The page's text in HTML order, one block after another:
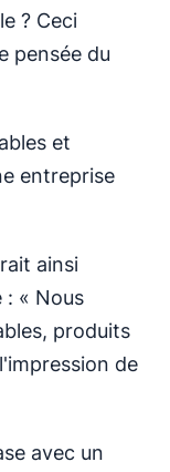
? Ceci
pensée du
et
entreprise
ainsi
: « Nous
produits
de
avec un